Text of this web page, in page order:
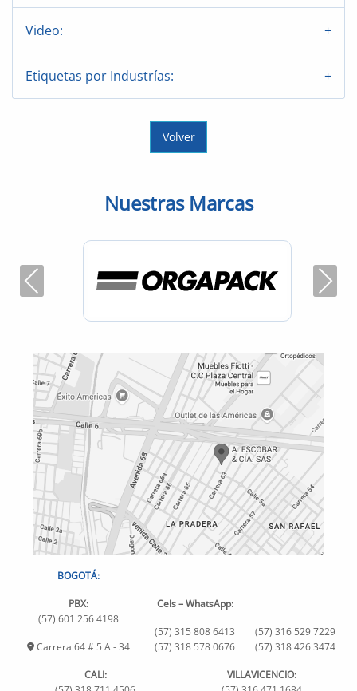
Video:
Etiquetas por Industrías:
Volver
Nuestras Marcas
Previous Next
BOGOTÁ:
PBX:
(57) 601 256 4198
Carrera 64 # 5 A - 34
Cels – WhatsApp:
(57) 315 808 6413
(57) 318 578 0676
(57) 316 529 7229
(57) 318 426 3474
CALI:
VILLAVICENCIO: